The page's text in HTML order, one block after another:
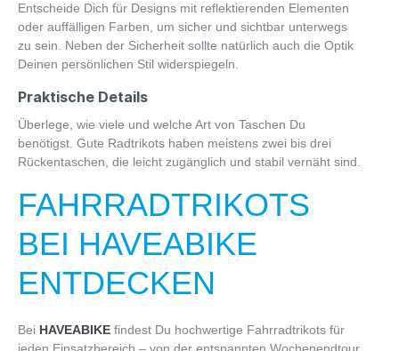
Entscheide Dich für Designs mit reflektierenden Elementen
oder auffälligen Farben, um sicher und sichtbar unterwegs
zu sein. Neben der Sicherheit sollte natürlich auch die Optik
Deinen persönlichen Stil widerspiegeln.
Praktische Details
Überlege, wie viele und welche Art von Taschen Du
benötigst. Gute Radtrikots haben meistens zwei bis drei
Rückentaschen, die leicht zugänglich und stabil vernäht sind.
FAHRRADTRIKOTS
BEI HAVEABIKE
ENTDECKEN
Bei HAVEABIKE findest Du hochwertige Fahrradtrikots für